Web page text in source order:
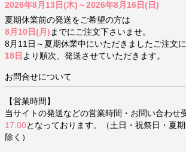
2026年8月13日(木)～2026年8月16日(日)
夏期休業前の発送をご希望の方は
8月10日(月) までにご注文下さいませ。
8月11日～夏期休業中にいただきましたご注文に
18日 より順次、発送させていただきます。
お問合せについて
【営業時間】
当サイトの発送などの営業時間・お問い合わせ
17:00となっております。（土日・祝祭日・夏
除く）